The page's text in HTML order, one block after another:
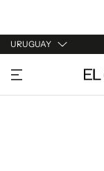
URUGUAY
URUGUAY
ARGENTINA